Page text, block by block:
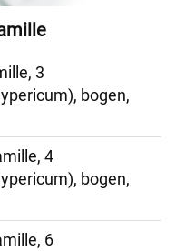
3
bogen,
4
bogen,
6